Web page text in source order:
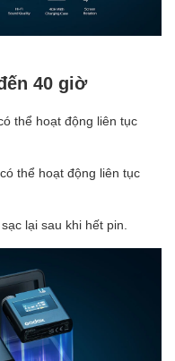
40 giờ
thể hoạt động liên tục
thể hoạt động liên tục
lại sau khi hết pin.